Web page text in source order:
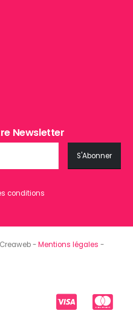
Newsletter
conditions
-Mentions légales -